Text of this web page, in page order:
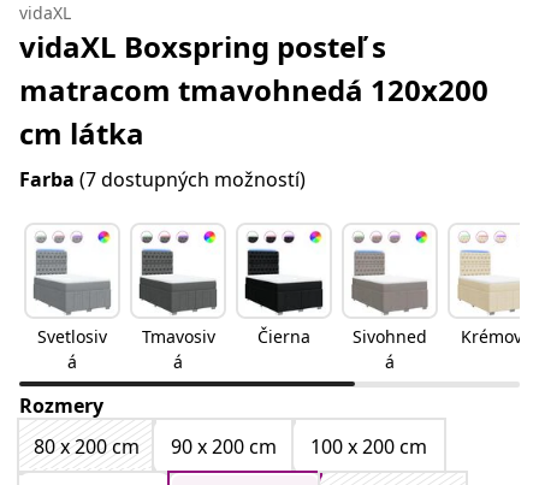
vidaXL
vidaXL Boxspring posteľ s
matracom tmavohnedá 120x200
cm látka
Farba (7 dostupných možností)
Svetlosiv
á
Tmavosiv
á
Čierna
Sivohned
á
Krémová
Rozmery
80 x 200 cm
90 x 200 cm
100 x 200 cm